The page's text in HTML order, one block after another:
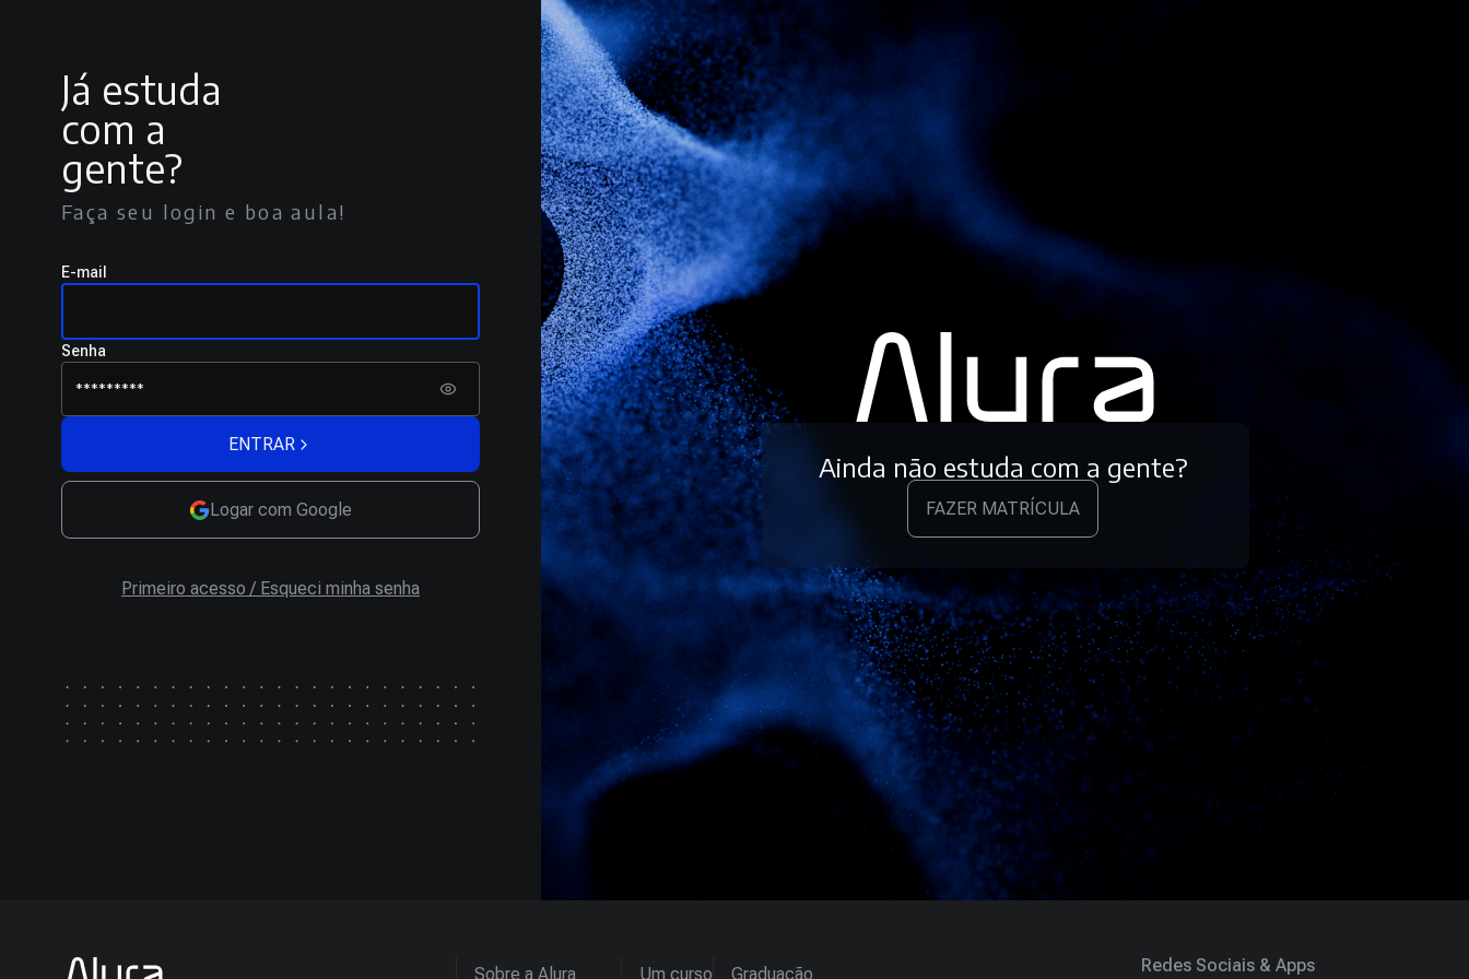
Já estuda
com a
gente?
Faça seu login e boa aula!
E-mail
Senha
ENTRAR
Logar com Google
Primeiro acesso / Esqueci minha senha
Ainda não estuda com a gente?
FAZER MATRÍCULA
Sobre a Alura Um curso Graduação Redes Sociais & Apps